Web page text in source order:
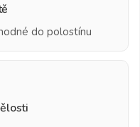
do polostínu